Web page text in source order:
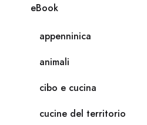
eBook
appenninica
animali
cibo e cucina
cucine del territorio